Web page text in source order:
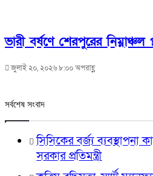
ভারী বর্ষণে শেরপুরের নিম্নাঞ্চল
জুলাই ২০, ২০২৬ ৮:০০ অপরাহ্ণ
সর্বশেষ সংবাদ
সিসিকের বর্জ্য ব্যবস্থাপনা
সরকার প্রতিমন্ত্রী